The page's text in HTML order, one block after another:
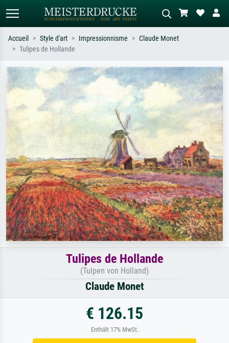
Recherchez par artiste, titre ou style –
ex. Monet, Nuit étoilée,
impressionnisme, vague de Hokusai,
Décrivez la scène – ex. prairie verte,
abstrait avec beaucoup de rouge,
tableau sombre, nu debout près d'un
arbre.
Accueil Style d'art Impressionnisme
Claude Monet
Tulipes de Hollande
Tulipes de Hollande
(Tulpen von Holland)
Claude Monet
€ 126.15
Enthält 17% MwSt.